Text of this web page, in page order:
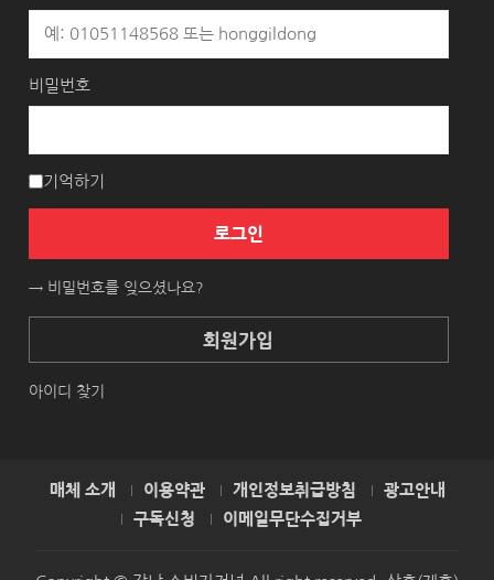
비밀번호
기억하기
로그인
→ 비밀번호를 잊으셨나요?
회원가입
아이디 찾기
매체 소개 이용약관 개인정보취급방침
광고안내
구독신청
이메일무단수집거부